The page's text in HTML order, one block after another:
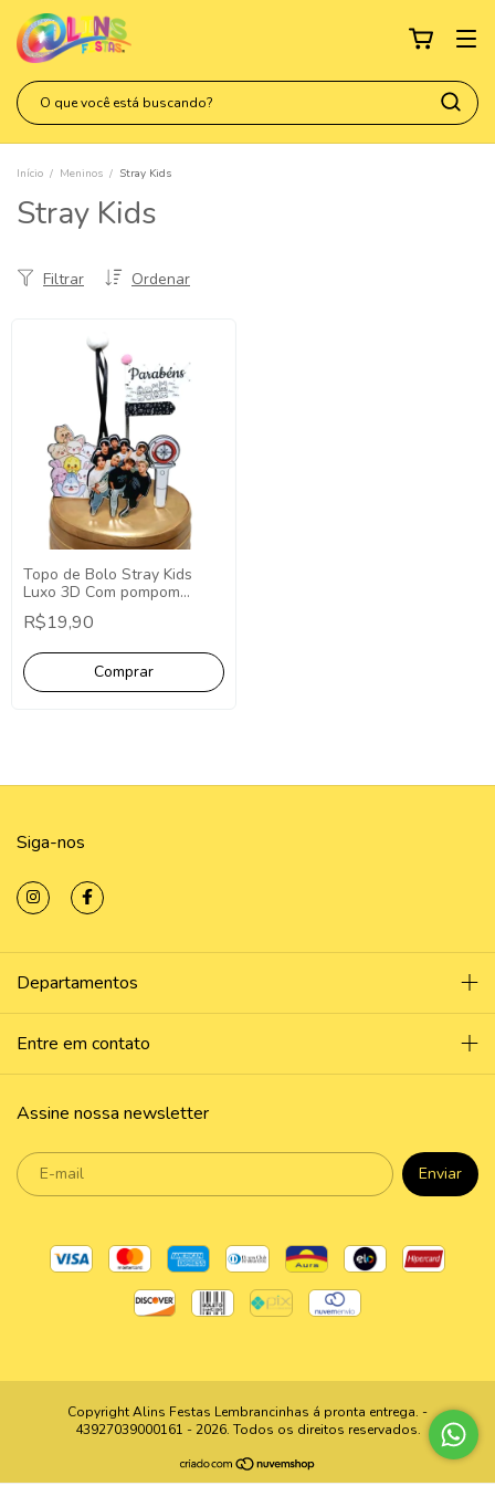
Início / Meninos / Stray Kids
Stray Kids
Ordenar
Filtrar
Topo de Bolo Stray Kids
Luxo 3D Com pompom
minimalista - Topper Cake
Stray Kids
R$19,90
Siga-nos
Departamentos
Entre em contato
Assine nossa newsletter
Copyright Alins Festas Lembrancinhas á pronta entrega. -
43927039000161 - 2026. Todos os direitos reservados.